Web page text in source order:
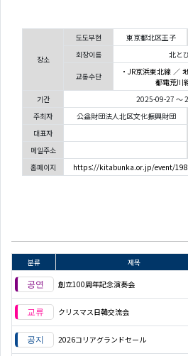
장소
도도부현 東京都北区王子
회장이름
北と
교통수단
・JR京浜東北線 ／
都電荒川
기간
2025-09-27 ～
주최자
公益財団法人北区文化振興財団
대표자
메일주소
홈페이지
https://kitabunka.or.jp/event/
분류 제목
創立100周年記念演奏会
クリスマス日韓交流会
2026コリアグランドセール